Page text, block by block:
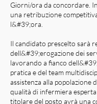
Giorni/ora da concordare.
una retribuzione
l&#39;ora.
Il candidato prescelto sarà
dell&#39;erogazione dei
lavorando a fianco
pratica e del team
assistenza alla popolazione
qualità di infermiera
titolare del posto avrà una